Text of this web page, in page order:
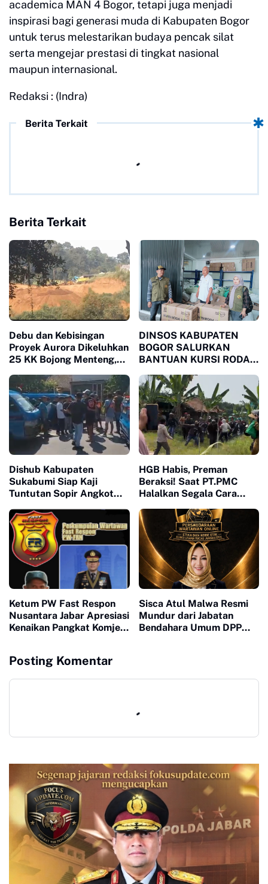
academica MAN 4 Bogor, tetapi juga menjadi
inspirasi bagi generasi muda di Kabupaten Bogor
untuk terus melestarikan budaya pencak silat
serta mengejar prestasi di tingkat nasional
maupun internasional.
Redaksi : (Indra)
Berita Terkait
Berita Terkait
Debu dan Kebisingan
Proyek Aurora Dikeluhkan
25 KK Bojong Menteng,
Turun Tangan
DINSOS KABUPATEN
BOGOR SALURKAN
BANTUAN KURSI RODA
JAWAB KEBUTUHAN
WARGA MEGAMENDUNG
DAN CIOMAS
Dishub Kabupaten
Sukabumi Siap Kaji
Tuntutan Sopir Angkot
Trayek hingga Stasiun
Cicurug
HGB Habis, Preman
Beraksi! Saat PT.PMC
Halalkan Segala Cara
Depan Penguasa yang
Bungkam
Ketum PW Fast Respon
Nusantara Jabar Apresiasi
Kenaikan Pangkat Komjen
Strategis Media
Sisca Atul Malwa Resmi
Mundur dari Jabatan
Bendahara Umum DPP
Posting Komentar